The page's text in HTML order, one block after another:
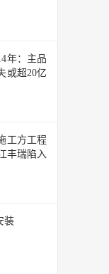
年：主品
或超20亿
工方工程
丰瑞陷入
装